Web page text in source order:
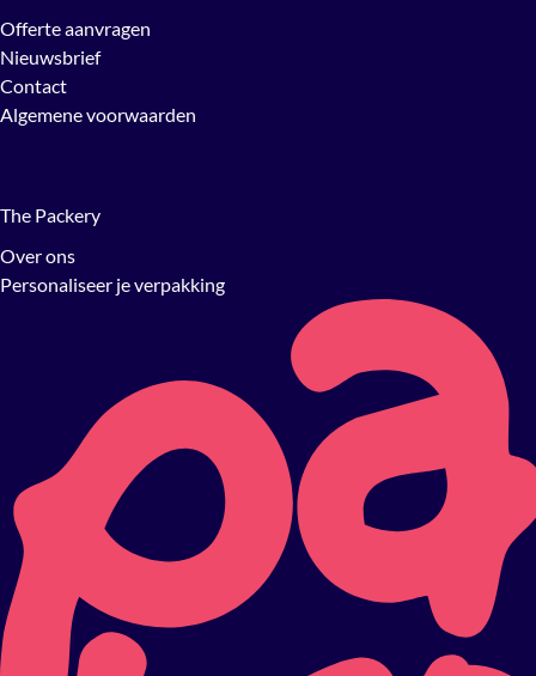
Offerte aanvragen
Nieuwsbrief
Contact
Algemene voorwaarden
The Packery
Over ons
Personaliseer je verpakking